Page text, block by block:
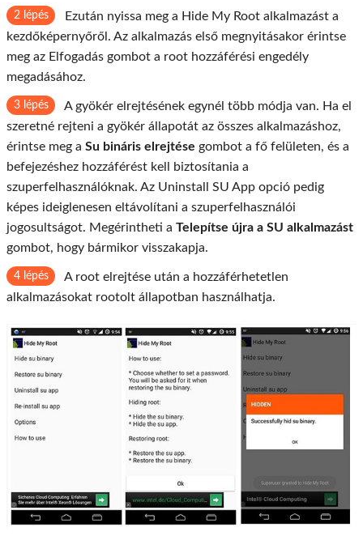
2 lépés
Ezután nyissa meg a Hide My Root alkalmazást a
kezdőképernyőről. Az alkalmazás első megnyitásakor érintse
meg az Elfogadás gombot a root hozzáférési engedély
megadásához.
3 lépés
A gyökér elrejtésének egynél több módja van. Ha el
szeretné rejteni a gyökér állapotát az összes alkalmazáshoz,
érintse meg a Su bináris elrejtése gombot a fő felületen, és a
befejezéshez hozzáférést kell biztosítania a
szuperfelhasználóknak. Az Uninstall SU App opció pedig
képes ideiglenesen eltávolítani a szuperfelhasználói
jogosultságot. Megérintheti a Telepítse újra a SU alkalmazást
gombot, hogy bármikor visszakapja.
4 lépés
A root elrejtése után a hozzáférhetetlen
alkalmazásokat rootolt állapotban használhatja.